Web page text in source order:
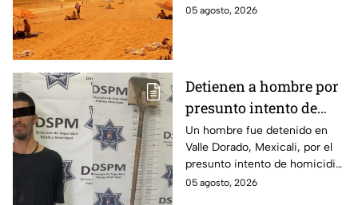
incendios, así que tomas
05 agosto, 2026
Detienen a hombre por
presunto intento de
homicidio con una pala
en Mexicali; habría
atacado a otro mientras
dormía
Un hombre fue detenido en
Valle Dorado, Mexicali, por el
presunto intento de homicidio
de otro con una pala. La
05 agosto, 2026